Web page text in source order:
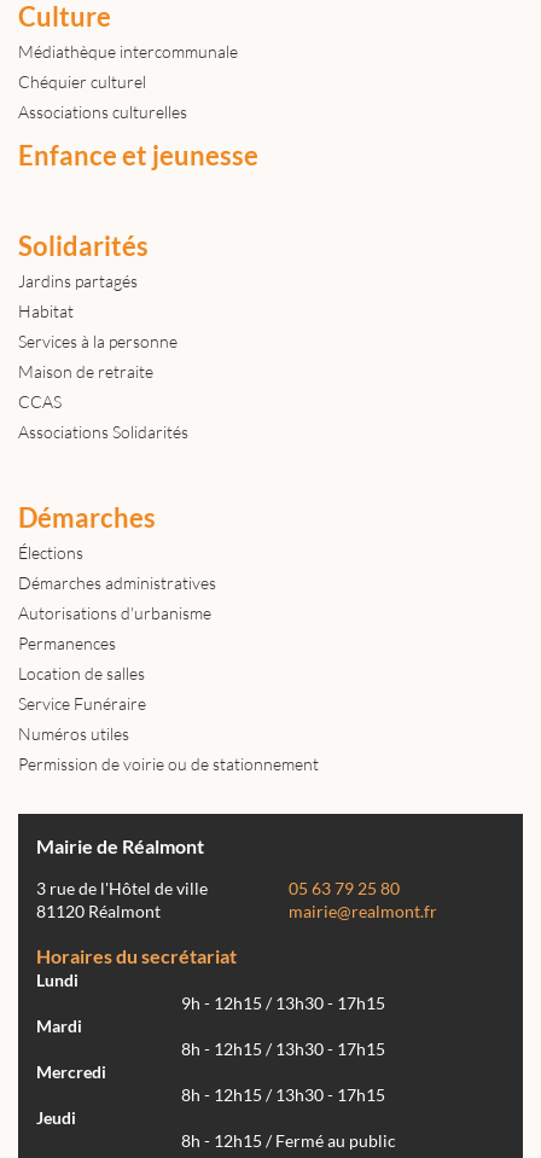
Culture
Médiathèque intercommunale
Chéquier culturel
Associations culturelles
Enfance et jeunesse
Solidarités
Jardins partagés
Habitat
Services à la personne
Maison de retraite
CCAS
Associations Solidarités
Démarches
Élections
Démarches administratives
Autorisations d'urbanisme
Permanences
Location de salles
Service Funéraire
Numéros utiles
Permission de voirie ou de stationnement
Mairie de Réalmont
3 rue de l'Hôtel de ville
81120 Réalmont
05 63 79 25 80
mairie@realmont.fr
Horaires du secrétariat
Lundi
9h - 12h15 / 13h30 - 17h15
Mardi
8h - 12h15 / 13h30 - 17h15
Mercredi
8h - 12h15 / 13h30 - 17h15
Jeudi
8h - 12h15 / Fermé au public